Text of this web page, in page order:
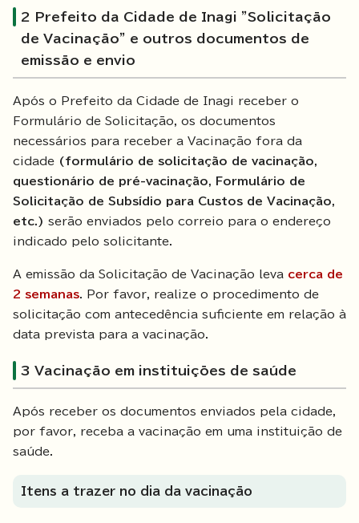
2 Prefeito da Cidade de Inagi "Solicitação
de Vacinação" e outros documentos de
emissão e envio
Após o Prefeito da Cidade de Inagi receber o
Formulário de Solicitação, os documentos
necessários para receber a Vacinação fora da
cidade (formulário de solicitação de vacinação,
questionário de pré-vacinação, Formulário de
Solicitação de Subsídio para Custos de Vacinação,
etc. ) serão enviados pelo correio para o endereço
indicado pelo solicitante.
A emissão da Solicitação de Vacinação leva cerca de
2 semanas. Por favor, realize o procedimento de
solicitação com antecedência suficiente em relação à
data prevista para a vacinação.
3 Vacinação em instituições de saúde
Após receber os documentos enviados pela cidade,
por favor, receba a vacinação em uma instituição de
saúde.
Itens a trazer no dia da vacinação